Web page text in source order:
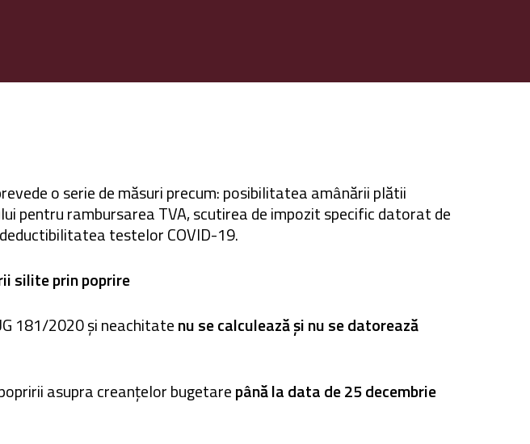
o serie de măsuri precum: posibilitatea amânării plătii
pentru rambursarea TVA, scutirea de impozit specific datorat de
testelor COVID-19.
silite prin poprire
181/2020 și neachitatenu se calculează și nu se datorează
asupra creanțelor bugetarepână la data de 25 decembrie